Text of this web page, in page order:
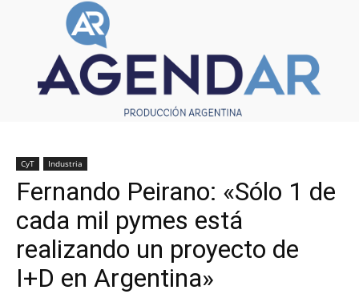
CyT Industria
Fernando Peirano: «Sólo 1 de
cada mil pymes está
realizando un proyecto de
I+D en Argentina»